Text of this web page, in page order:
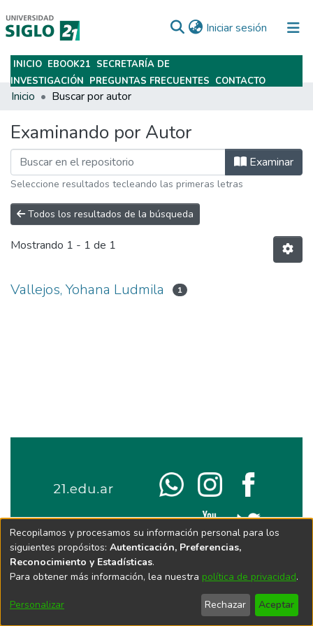
Iniciar sesión (current)
Subir
INICIO EBOOK21 SECRETARÍA DE
INVESTIGACIÓN PREGUNTAS FRECUENTES CONTACTO
Inicio Buscar por autor
Examinando por Autor
Examinar
Seleccione resultados tecleando las primeras letras
Todos los resultados de la búsqueda
Mostrando 1 - 1 de 1
Vallejos, Yohana Ludmila 1
Recopilamos y procesamos su información personal para los
siguientes propósitos: Autenticación, Preferencias,
Reconocimiento y Estadísticas.
Para obtener más información, lea nuestra política de privacidad.
Personalizar Rechazar Aceptar